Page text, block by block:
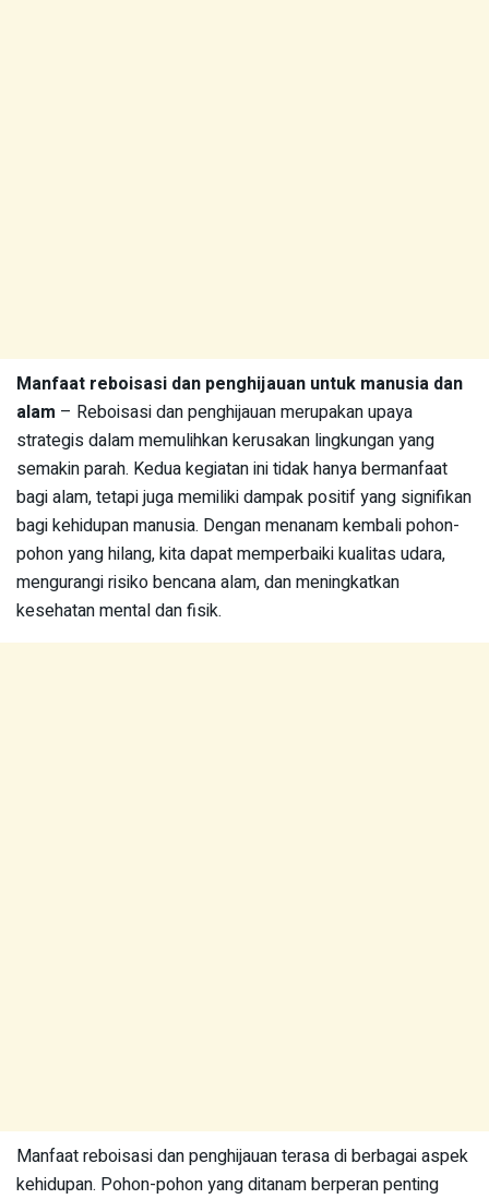
Manfaat reboisasi dan penghijauan untuk manusia dan
alam – Reboisasi dan penghijauan merupakan upaya
strategis dalam memulihkan kerusakan lingkungan yang
semakin parah. Kedua kegiatan ini tidak hanya bermanfaat
bagi alam, tetapi juga memiliki dampak positif yang signifikan
bagi kehidupan manusia. Dengan menanam kembali pohon-
pohon yang hilang, kita dapat memperbaiki kualitas udara,
mengurangi risiko bencana alam, dan meningkatkan
kesehatan mental dan fisik.
Manfaat reboisasi dan penghijauan terasa di berbagai aspek
kehidupan. Pohon-pohon yang ditanam berperan penting